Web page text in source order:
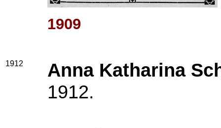
1909
1912
Anna Katharina
1912.